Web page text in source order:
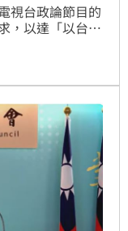
視台政論節目的
，以達「以台制
傳會（NCC）
處，尊重司法機